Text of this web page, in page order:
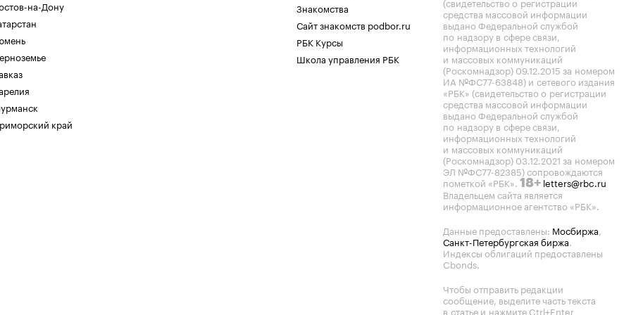
на-Дону
край
Знакомства
Сайт знакомств podbor.ru
РБК Курсы
Школа управления РБК
средства массовой информации
выдано Федеральной службой
по надзору в сфере связи,
информационных технологий
и массовых коммуникаций
(Роскомнадзор) 09.12.2015 за номером
ИА №ФС77-63848) и сетевого издания
«РБК» (свидетельство о регистрации
средства массовой информации
выдано Федеральной службой
по надзору в сфере связи,
информационных технологий
и массовых коммуникаций
(Роскомнадзор) 03.12.2021 за номером
ЭЛ №ФС77-82385) сопровождаются
пометкой «РБК». 18+ letters@rbc.ru
Владельцем сайта является
информационное агентство «РБК».
Данные предоставлены: Мосбиржа,
Санкт-Петербургская биржа.
Индексы облигаций предоставлены
Cbonds.
Чтобы отправить редакции
сообщение, выделите часть текста
в статье и нажмите Ctrl+Enter